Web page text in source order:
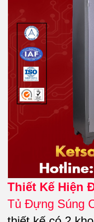
Thiết Kế Hiện
Tủ Đựng Súng